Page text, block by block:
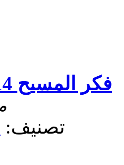
فكر المسيح 14 يوليو 2017
تصنيف: